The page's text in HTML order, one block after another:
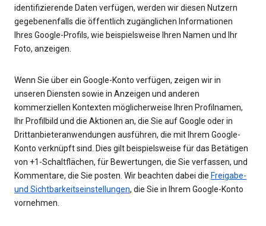
identifizierende Daten verfügen, werden wir diesen Nutzern
gegebenenfalls die öffentlich zugänglichen Informationen
Ihres Google-Profils, wie beispielsweise Ihren Namen und Ihr
Foto, anzeigen.
Wenn Sie über ein Google-Konto verfügen, zeigen wir in
unseren Diensten sowie in Anzeigen und anderen
kommerziellen Kontexten möglicherweise Ihren Profilnamen,
Ihr Profilbild und die Aktionen an, die Sie auf Google oder in
Drittanbieteranwendungen ausführen, die mit Ihrem Google-
Konto verknüpft sind. Dies gilt beispielsweise für das Betätigen
von +1-Schaltflächen, für Bewertungen, die Sie verfassen, und
Kommentare, die Sie posten. Wir beachten dabei die Freigabe-
und Sichtbarkeitseinstellungen, die Sie in Ihrem Google-Konto
vornehmen.